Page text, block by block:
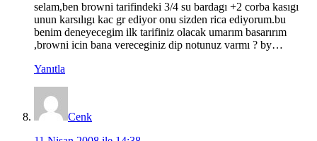
selam,ben browni tarifindeki 3/4 su bardagı +2 corba kasıgı
unun karsılıgı kac gr ediyor onu sizden rica ediyorum.bu
benim deneyecegim ilk tarifiniz olacak umarım basarırım
,browni icin bana vereceginiz dip notunuz varmı ? by…
Yanıtla
Cenk